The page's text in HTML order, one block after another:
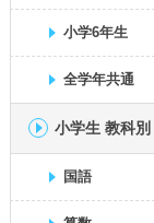
小学6年生
全学年共通
小学生 教科別
国語